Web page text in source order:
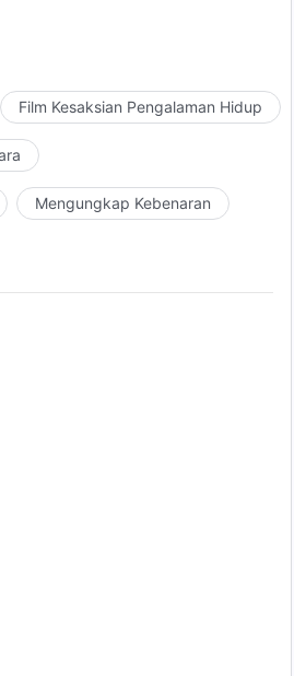
Film Kesaksian Pengalaman Hidup
Mengungkap Kebenaran